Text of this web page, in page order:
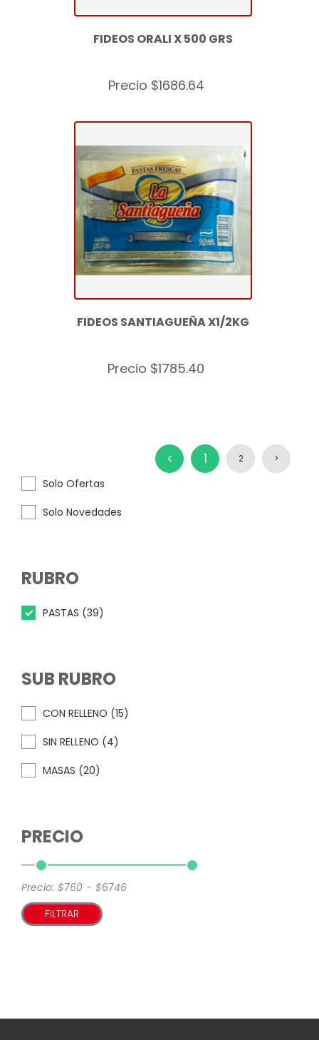
FIDEOS ORALI X 500 GRS
Precio $1686.64
FIDEOS SANTIAGUEÑA X1/2KG
Precio $1785.40
< 1 2 >
Solo Ofertas
Solo Novedades
RUBRO
PASTAS (39)
SUB RUBRO
CON RELLENO (15)
SIN RELLENO (4)
MASAS (20)
PRECIO
Precio: $760 - $6746
FILTRAR